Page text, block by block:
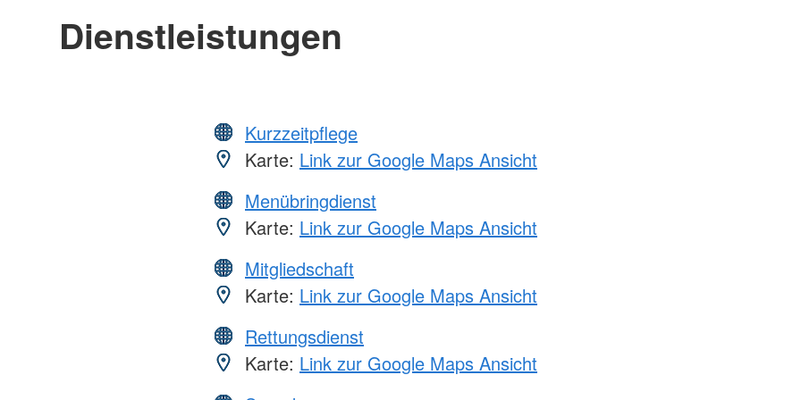
Dienstleistungen
Kurzzeitpflege
Karte: Link zur Google Maps Ansicht
Menübringdienst
Karte: Link zur Google Maps Ansicht
Mitgliedschaft
Karte: Link zur Google Maps Ansicht
Rettungsdienst
Karte: Link zur Google Maps Ansicht